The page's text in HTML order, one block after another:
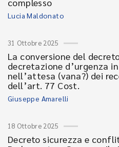
Lucia Maldonato
31 Ottobre 2025
La conversione del
decretazione d’urgenza
nell’attesa (vana?) dei
dell’art. 77 Cost.
Giuseppe Amarelli
18 Ottobre 2025
Decreto sicurezza e